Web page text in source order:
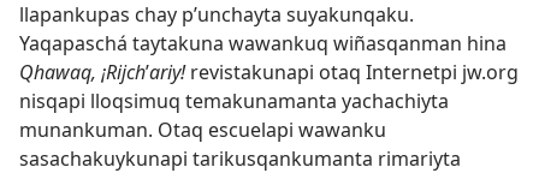
llapankupas chay p’unchayta suyakunqaku.
Yaqapaschá taytakuna wawankuq wiñasqanman hina
Qhawaq, ¡Rijch’ariy!revistakunapi otaq Internetpi jw.org
nisqapi lloqsimuq temakunamanta yachachiyta
munankuman. Otaq escuelapi wawanku
sasachakuykunapi tarikusqankumanta rimariyta